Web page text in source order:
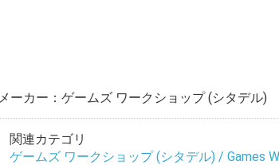
メーカー：ゲームズ ワークショップ (シタデル)
関連カテゴリ
ゲームズ ワークショップ (シタデル) / Games